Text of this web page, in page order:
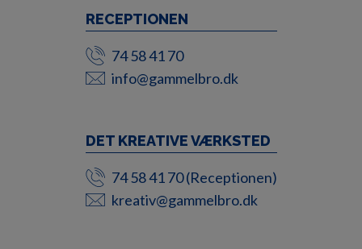
RECEPTIONEN
74 58 41 70
info@gammelbro.dk
DET KREATIVE VÆRKSTED
74 58 41 70 (Receptionen)
kreativ@gammelbro.dk